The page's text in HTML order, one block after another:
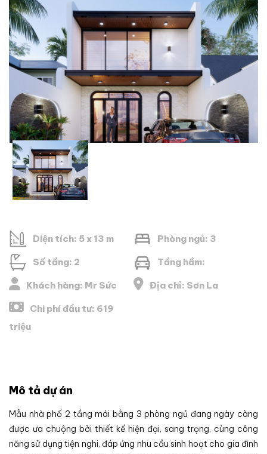
Diện tích: 5 x 13 m Phòng ngủ: 3
Số tầng: 2 Tầng hầm:
Khách hàng: Mr Sức Địa chỉ: Sơn La
Chi phí đầu tư: 619
triệu
Mô tả dự án
Mẫu nhà phố 2 tầng mái bằng 3 phòng ngủ đang ngày càng
được ưa chuộng bởi thiết kế hiện đại, sang trọng, cùng công
năng sử dụng tiện nghi, đáp ứng nhu cầu sinh hoạt cho gia đình